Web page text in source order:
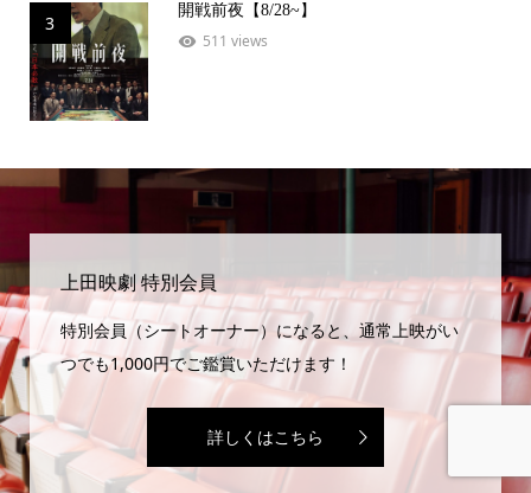
3
開戦前夜【8/28~】
511 views
上田映劇 特別会員
特別会員（シートオーナー）になると、通常上映がい
つでも1,000円でご鑑賞いただけます！
詳しくはこちら